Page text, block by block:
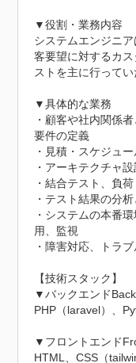
▼役割・業務内容
システムエンジニ
客要望に対するカ
ストを主に行ってい
▼具体的な業務
・顧客や社内関係
要件の定義
・見積・スケジュ
・アーキテクチャ
・結合テスト、負
・テスト結果の分
・システムの本番
用、監視
・障害対応、トラ
【技術スタック】
▼バックエンド
PHP（laravel）、
▼フロントエンド
HTML、CSS（